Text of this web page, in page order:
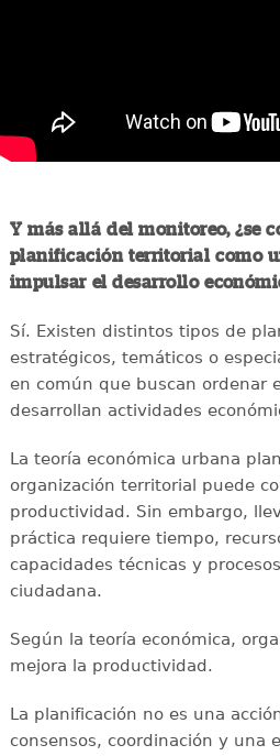
Y más allá del monitoreo, ¿se
planificación territorial como
impulsar el desarrollo
Sí. Existen distintos tipos de
estratégicos, temáticos o
en común que buscan ordenar
desarrollan actividades
La teoría económica urbana
organización territorial puede
productividad. Sin embargo,
práctica requiere tiempo,
capacidades técnicas y
ciudadana.
Según la teoría económica,
mejora la productividad.
La planificación no es una
consensos, coordinación y una